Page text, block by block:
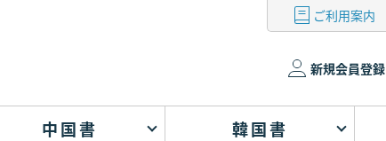
ご利用案内
新規会員登録
中国書 韓国書